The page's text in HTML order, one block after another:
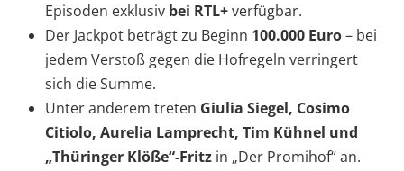
Episoden exklusiv bei RTL+verfügbar.
Der Jackpot beträgt zu Beginn 100.000 Euro– bei
jedem Verstoß gegen die Hofregeln verringert
sich die Summe.
Unter anderem treten Giulia Siegel, Cosimo
Citiolo, Aurelia Lamprecht, Tim Kühnel und
„Thüringer Klöße“-Fritz in „Der Promihof“ an.